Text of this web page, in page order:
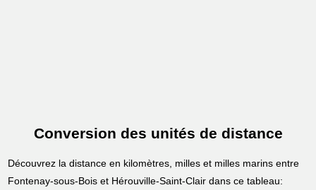
Conversion des unités de distance
Découvrez la distance en kilomètres, milles et milles marins entre
Fontenay-sous-Bois et Hérouville-Saint-Clair dans ce tableau: